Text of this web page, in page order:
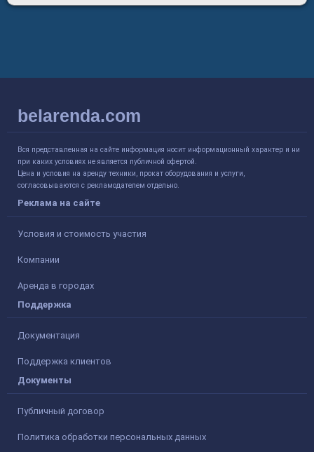
belarenda.com
Вся представленная на сайте информация носит информационный характер и ни
при каких условиях не является публичной офертой.
Цена и условия на аренду техники, прокат оборудования и услуги,
согласовываются с рекламодателем отдельно.
Реклама на сайте
Условия и стоимость участия
Компании
Аренда в городах
Поддержка
Документация
Поддержка клиентов
Документы
Публичный договор
Политика обработки персональных данных